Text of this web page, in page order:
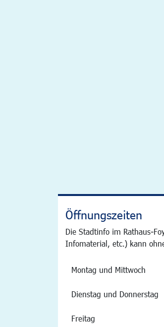
Öffnungszeiten
Die Stadtinfo im Rathaus-
Infomaterial, etc.) kann
Montag und Mittwoch
Dienstag und Donnerstag
Freitag